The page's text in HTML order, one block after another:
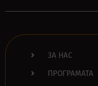
ЗА НАС
ПРОГРАМАТА